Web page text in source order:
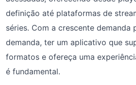
definição até plataformas de
séries. Com a crescente demanda
demanda, ter um aplicativo que
formatos e ofereça uma
é fundamental.